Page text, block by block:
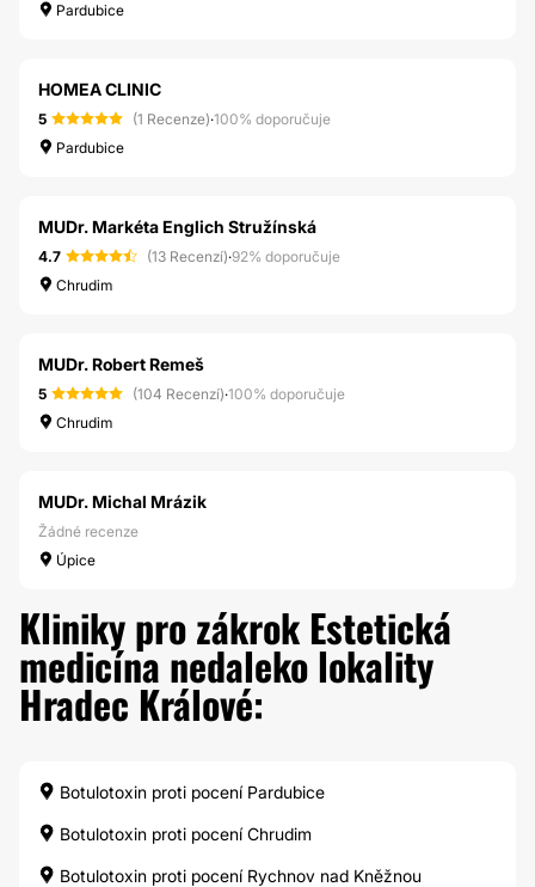
Pardubice
HOMEA CLINIC
5 (1 Recenze)·100% doporučuje
Pardubice
MUDr. Markéta Englich Stružínská
4.7 (13 Recenzí)·92% doporučuje
Chrudim
MUDr. Robert Remeš
5 (104 Recenzí)·100% doporučuje
Chrudim
MUDr. Michal Mrázik
Žádné recenze
Úpice
Kliniky pro zákrok Estetická
medicína nedaleko lokality
Hradec Králové:
Botulotoxin proti pocení Pardubice
Botulotoxin proti pocení Chrudim
Botulotoxin proti pocení Rychnov nad Kněžnou